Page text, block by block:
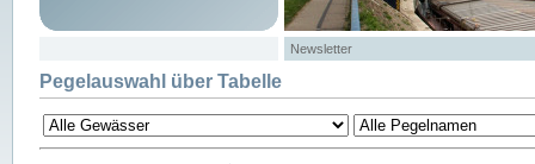
Newsletter
Pegelauswahl über Tabelle